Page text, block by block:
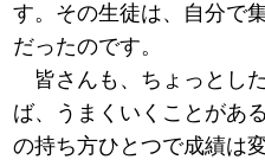
す。その生徒は、自分で
だったのです。
皆さんも、ちょっとし
ば、うまくいくことがあ
の持ち方ひとつで成績は